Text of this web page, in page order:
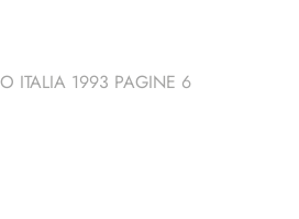
ITALIA 1993 PAGINE 6